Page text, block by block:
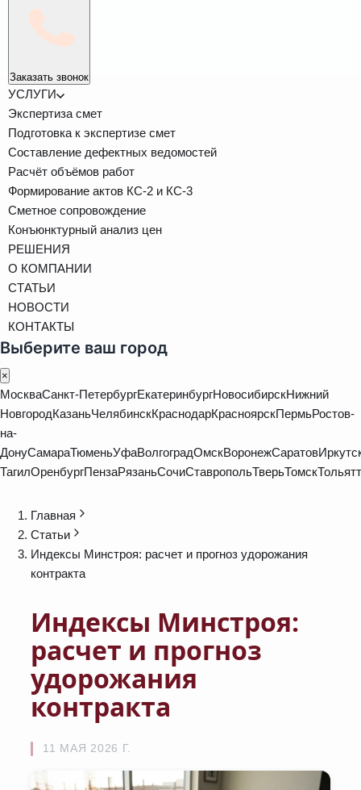
Заказать звонок
УСЛУГИ
Экспертиза смет
Подготовка к экспертизе смет
Составление дефектных ведомостей
Расчёт объёмов работ
Формирование актов КС-2 и КС-3
Сметное сопровождение
Конъюнктурный анализ цен
РЕШЕНИЯ
О КОМПАНИИ
СТАТЬИ
НОВОСТИ
КОНТАКТЫ
Выберите ваш город
×
МоскваСанкт-ПетербургЕкатеринбургНовосибирскНижний
НовгородКазаньЧелябинскКраснодарКрасноярскПермьРостов-
на-
ДонуСамараТюменьУфаВолгоградОмскВоронежСаратов
ТагилОренбургПензаРязаньСочиСтавропольТверьТомск
Главная
Статьи
Индексы Минстроя: расчет и прогноз удорожания
контракта
Индексы Минстроя:
расчет и прогноз
удорожания
контракта
11 МАЯ 2026 Г.